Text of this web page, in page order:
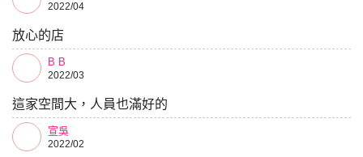
2022/04
放心的店
B B
2022/03
這家空間大，人員也滿好的
宣吳
2022/02